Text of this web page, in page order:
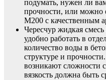
подумать, нужен ли
прочности, или можно
М200 с качественным
Чересчур жидкая
удобно работать в
количество воды в
структуре и
возникают сложности
вязкость должна быть